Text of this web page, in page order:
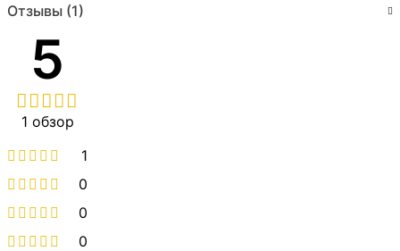
Отзывы (1)
5
1 обзор
1
0
0
0